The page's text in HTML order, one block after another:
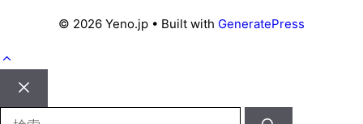
© 2026 Yeno.jp • Built with GeneratePress
Close